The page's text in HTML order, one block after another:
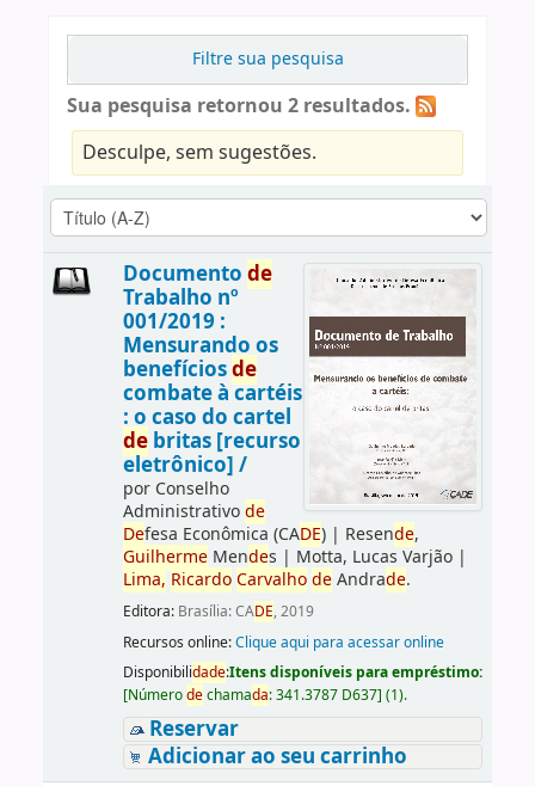
Filtre sua pesquisa
Sua pesquisa retornou 2 resultados.
Desculpe, sem sugestões.
Documento de
Trabalho nº
001/2019 :
Mensurando os
benefíciosde
combate à cartéis
: o caso do cartel
debritas [recurso
eletrônico] /
por Conselho
Administrativode
Defesa Econômica (CADE)| Resende,
GuilhermeMendes | Motta, Lucas Varjão|
Lima, Ricardo Carvalho deAndrade.
Editora: Brasília: CADE, 2019
Recursos online:Clique aqui para acessar online
Disponibilidade:Itens disponíveis para empréstimo:
[Númerodechamada:341.3787 D637] (1).
Reservar
Adicionar ao seu carrinho